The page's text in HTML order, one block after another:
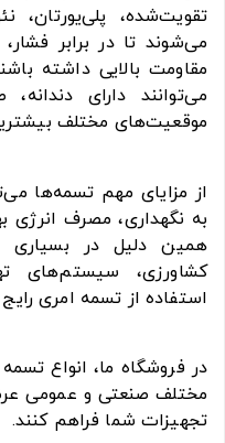
تقویت‌شده، پلی‌یورتان،
می‌شوند تا در برابر
مقاومت بالایی داشته
می‌توانند دارای
موقعیت‌های مختلف
از مزایای مهم تسمه‌ها
به نگهداری، مصرف انرژی
همین دلیل در بسیاری
کشاورزی، سیستم‌های
استفاده از تسمه امری
در فروشگاه ما، انواع
مختلف صنعتی و عمومی
تجهیزات شما فراهم کنند.